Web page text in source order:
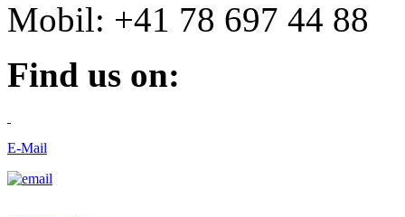
Mobil: +41 78 697 44 88
Find us on:
E-Mail